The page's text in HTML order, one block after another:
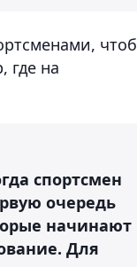
где на
спортсмен
очередь
начинают
Для